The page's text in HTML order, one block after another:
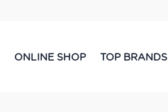
ONLINE SHOP TOP BRANDS